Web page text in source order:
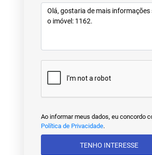
Ao informar meus dados, eu concordo
Política de Privacidade.
TENHO INTERESSE